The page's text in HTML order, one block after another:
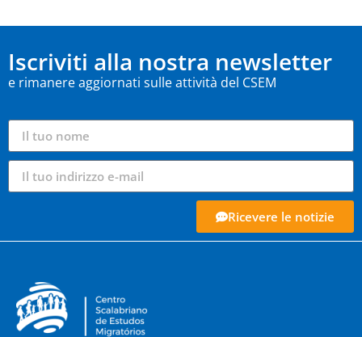
Iscriviti alla nostra newsletter
e rimanere aggiornati sulle attività del CSEM
Ricevere le notizie